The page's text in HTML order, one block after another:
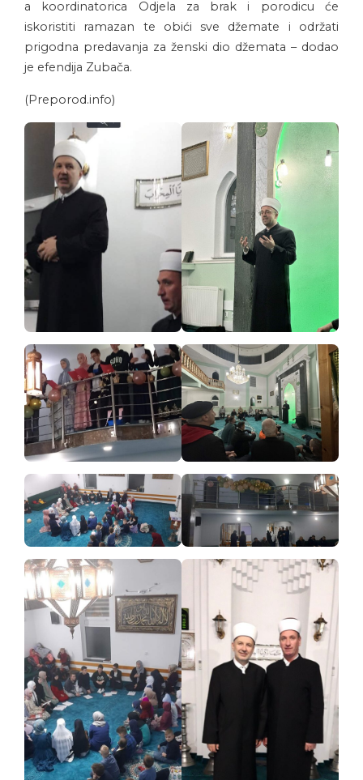
a koordinatorica Odjela za brak i porodicu će
iskoristiti ramazan te obići sve džemate i održati
prigodna predavanja za ženski dio džemata – dodao
je efendija Zubača.
(Preporod.info)